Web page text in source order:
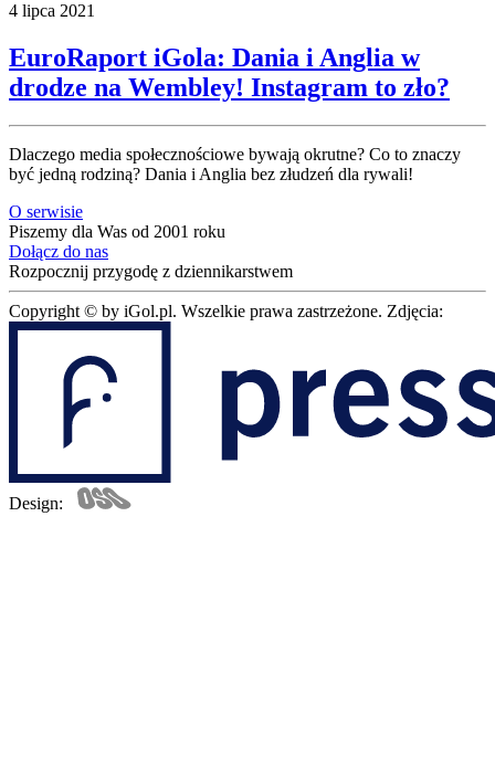
4 lipca 2021
EuroRaport iGola: Dania i Anglia w
drodze na Wembley! Instagram to zło?
Dlaczego media społecznościowe bywają okrutne? Co to znaczy
być jedną rodziną? Dania i Anglia bez złudzeń dla rywali!
O serwisie
Piszemy dla Was od 2001 roku
Dołącz do nas
Rozpocznij przygodę z dziennikarstwem
Copyright © by iGol.pl. Wszelkie prawa zastrzeżone. Zdjęcia:
Design: